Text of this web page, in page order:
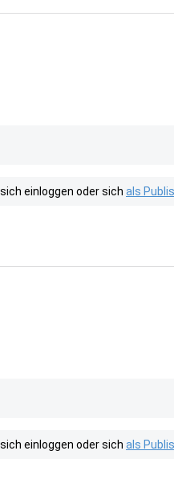
einloggen oder sich als
einloggen oder sich als